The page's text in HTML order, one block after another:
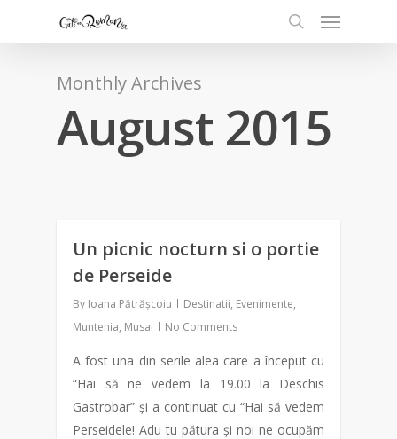
Monthly Archives
August 2015
Un picnic nocturn si o portie
de Perseide
By Ioana Pătrășcoiu Destinatii, Evenimente,
Muntenia, Musai No Comments
A fost una din serile alea care a început cu
“Hai să ne vedem la 19.00 la Deschis
Gastrobar” și a continuat cu “Hai să vedem
Perseidele! Adu tu pătura și noi ne ocupăm
1